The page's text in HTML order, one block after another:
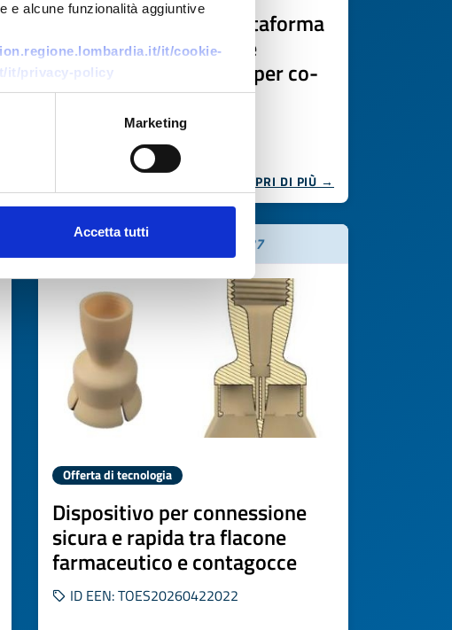
e alcune funzionalità aggiuntive
it/cookie-
it/privacy-policy
Marketing
Accetta tutti
PMI cipriota offre piattaforma
EHR modulare con IA e
interoperabilità EHDS per co-
sviluppo
ID EEN: TOCY20260416005
SCOPRI DI PIÙ →
Scade il 07 luglio 2027
Offerta di tecnologia
Dispositivo per connessione
sicura e rapida tra flacone
farmaceutico e contagocce
ID EEN: TOES20260422022